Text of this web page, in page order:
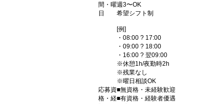
間・曜
日
週3〜OK
希望シフト制
[例]
・08:00 ? 17:00
・09:00 ? 18:00
・16:00 ? 翌09:00
※休憩1h/夜勤時2h
※残業なし
※曜日相談OK
応募資
格・経
■無資格・未経験歓迎
■有資格・経験者優遇